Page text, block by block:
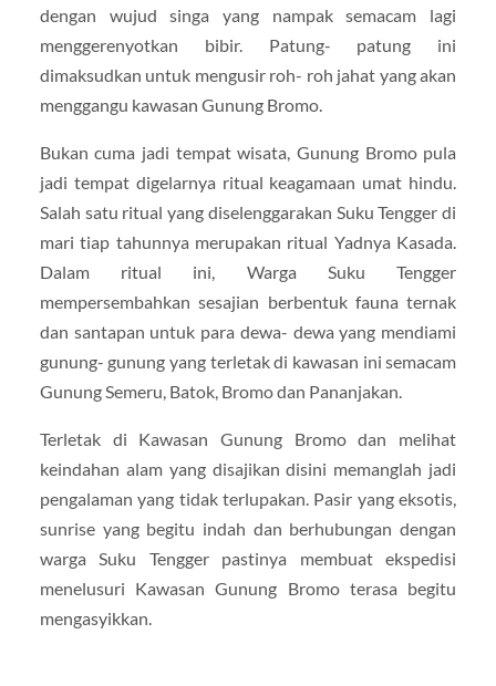
dengan wujud singa yang nampak semacam lagi
menggerenyotkan bibir. Patung- patung ini
dimaksudkan untuk mengusir roh- roh jahat yang akan
menggangu kawasan Gunung Bromo.
Bukan cuma jadi tempat wisata, Gunung Bromo pula
jadi tempat digelarnya ritual keagamaan umat hindu.
Salah satu ritual yang diselenggarakan Suku Tengger di
mari tiap tahunnya merupakan ritual Yadnya Kasada.
Dalam ritual ini, Warga Suku Tengger
mempersembahkan sesajian berbentuk fauna ternak
dan santapan untuk para dewa- dewa yang mendiami
gunung- gunung yang terletak di kawasan ini semacam
Gunung Semeru, Batok, Bromo dan Pananjakan.
Terletak di Kawasan Gunung Bromo dan melihat
keindahan alam yang disajikan disini memanglah jadi
pengalaman yang tidak terlupakan. Pasir yang eksotis,
sunrise yang begitu indah dan berhubungan dengan
warga Suku Tengger pastinya membuat ekspedisi
menelusuri Kawasan Gunung Bromo terasa begitu
mengasyikkan.